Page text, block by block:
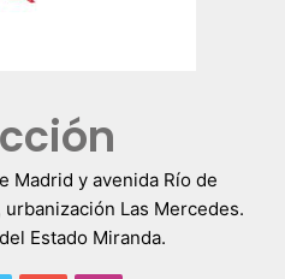
Madrid y avenida Río de
Las Mercedes.
Estado Miranda.